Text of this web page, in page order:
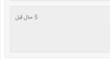
5 سال قبل